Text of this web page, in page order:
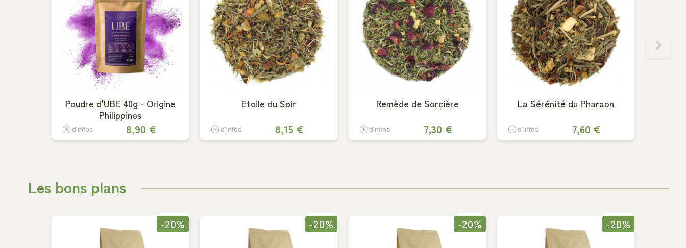
Poudre d'UBE 40g - Origine
Philippines
8,90 €
d'infos
Etoile du Soir
8,15 €
d'infos
Remède de Sorcière
7,30 €
d'infos
La Sérénité du Pharaon
7,60 €
d'infos
Les bons plans
-20% -20% -20% -20%